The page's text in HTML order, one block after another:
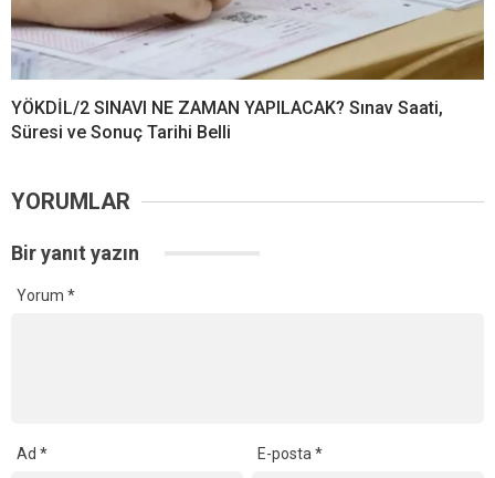
YÖKDİL/2 SINAVI NE ZAMAN YAPILACAK? Sınav Saati,
Süresi ve Sonuç Tarihi Belli
YORUMLAR
Bir yanıt yazın
Yorum *
Ad * E-posta*